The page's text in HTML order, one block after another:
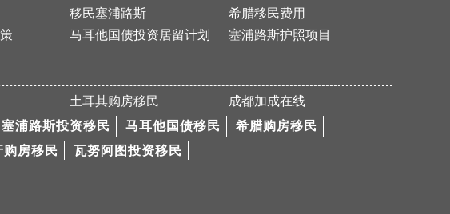
恭喜Z先生成功获批188C签证
Y先生加拿大旅游签证顺利获批！
恭喜成都加成出国的马耳他移民客户顺利拿到当地国际学校学位通知！
量身定制移民方案 6个月极速免面试获批
热烈恭喜P先生通过葡萄牙购房移民项目获得葡萄牙黄金居留卡
移民塞浦路斯
希腊移民费用
马耳他国债投资居留计划 塞浦路斯护照项目
土耳其购房移民 成都加成在线
塞浦路斯投资移民 马耳他国债移民
希腊购房移民
购房移民 瓦努阿图投资移民